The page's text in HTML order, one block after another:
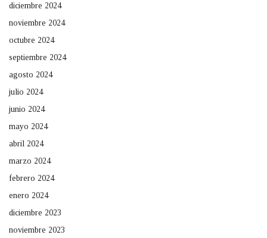
diciembre 2024
noviembre 2024
octubre 2024
septiembre 2024
agosto 2024
julio 2024
junio 2024
mayo 2024
abril 2024
marzo 2024
febrero 2024
enero 2024
diciembre 2023
noviembre 2023